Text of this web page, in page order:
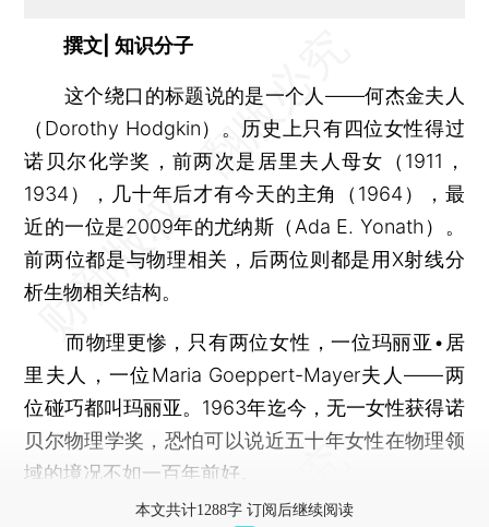
撰文| 知识分子
这个绕口的标题说的是一个人——何杰金夫人
（Dorothy Hodgkin）。历史上只有四位女性得过
诺贝尔化学奖，前两次是居里夫人母女（1911，
1934），几十年后才有今天的主角（1964），最
近的一位是2009年的尤纳斯（Ada E. Yonath）。
前两位都是与物理相关，后两位则都是用X射线分
析生物相关结构。
而物理更惨，只有两位女性，一位玛丽亚•居
里夫人，一位Maria Goeppert-Mayer夫人——两
位碰巧都叫玛丽亚。1963年迄今，无一女性获得诺
贝尔物理学奖，恐怕可以说近五十年女性在物理领
域的境况不如一百年前好。
本文共计1288字 订阅后继续阅读